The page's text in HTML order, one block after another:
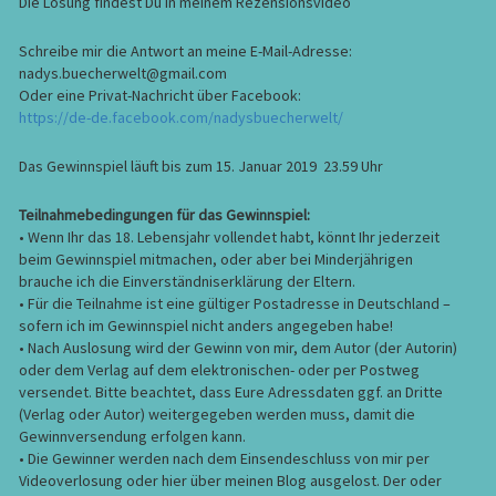
Schreibe mir die Antwort an meine E-Mail-Adresse:
nadys.buecherwelt@gmail.com
Oder eine Privat-Nachricht über Facebook:
https://de-de.facebook.com/nadysbuecherwelt/
Das Gewinnspiel läuft bis zum 15. Januar 2019 23.59 Uhr
Teilnahmebedingungen für das Gewinnspiel:
• Wenn Ihr das 18. Lebensjahr vollendet habt, könnt Ihr jederzeit
beim Gewinnspiel mitmachen, oder aber bei Minderjährigen
brauche ich die Einverständniserklärung der Eltern.
• Für die Teilnahme ist eine gültiger Postadresse in Deutschland –
sofern ich im Gewinnspiel nicht anders angegeben habe!
• Nach Auslosung wird der Gewinn von mir, dem Autor (der Autorin)
oder dem Verlag auf dem elektronischen- oder per Postweg
versendet. Bitte beachtet, dass Eure Adressdaten ggf. an Dritte
(Verlag oder Autor) weitergegeben werden muss, damit die
Gewinnversendung erfolgen kann.
• Die Gewinner werden nach dem Einsendeschluss von mir per
Videoverlosung oder hier über meinen Blog ausgelost. Der oder